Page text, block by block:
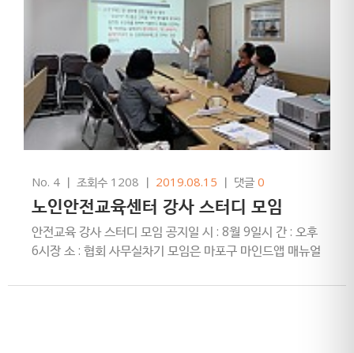
No. 4 ㅣ 조회수 1208 ㅣ 2019.08.15 ㅣ 댓글0
노인안전교육센터 강사 스터디 모임
안전교육 강사 스터디 모임 공지일 시 : 8월 9일시 간 : 오후
6시장 소 : 협회 사무실차기 모임은 마포구 마인드앱 매뉴얼